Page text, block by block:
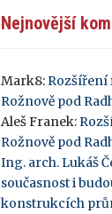
Nejnovější
Mark8:Rozšíření
Rožnově pod
Aleš Franek:
Rožnově pod
Ing. arch. Lukáš
současnost i
konstrukcích